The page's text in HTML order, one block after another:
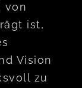
von
ist,
Vision
zu